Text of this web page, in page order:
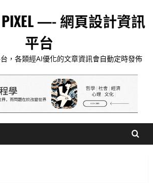
—- 網頁設計資訊
平台
，各類經AI優化的文章資訊會自動定時發佈